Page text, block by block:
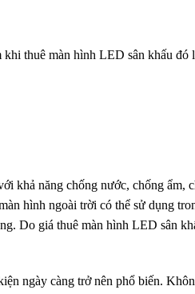
thuê màn hình LED sân khấu
khả năng chống nước, chống
hình ngoài trời có thể sử dụng
Do giá thuê màn hình LED sân
ngày càng trở nên phổ biến.